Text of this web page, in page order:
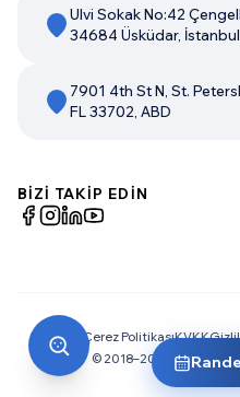
Ulvi Sokak No:42
34684 Üsküdar, İstanbul
7901 4th St N, St.
FL 33702, ABD
BİZİ TAKİP EDİN
Çerez PolitikasıKVKK
© 2018–2026 Dream Big.